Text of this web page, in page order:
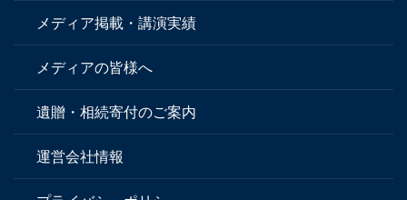
メディア掲載・講演実績
メディアの皆様へ
遺贈・相続寄付のご案内
運営会社情報